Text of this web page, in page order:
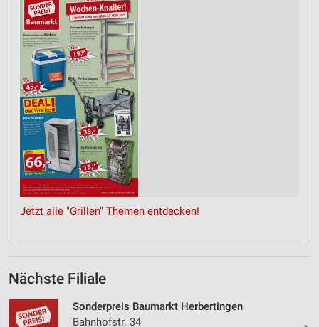
Jetzt alle "Grillen" Themen entdecken!
Nächste Filiale
Sonderpreis Baumarkt Herbertingen
Bahnhofstr. 34